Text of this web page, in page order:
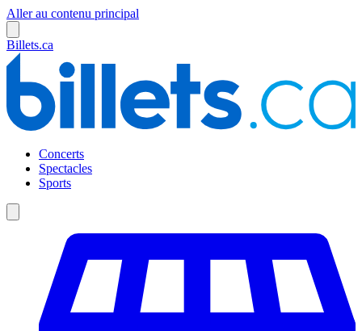
Aller au contenu principal
Billets.ca
Concerts
Spectacles
Sports